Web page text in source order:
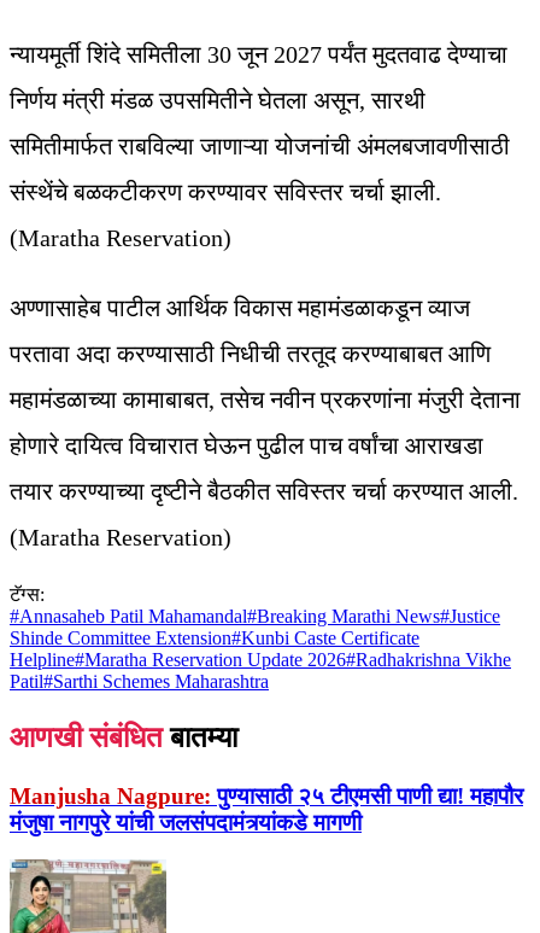
न्यायमूर्ती शिंदे समितीला 30 जून 2027 पर्यंत मुदतवाढ देण्याचा
निर्णय मंत्री मंडळ उपसमितीने घेतला असून, सारथी
समितीमार्फत राबविल्या जाणाऱ्या योजनांची अंमलबजावणीसाठी
संस्थेंचे बळकटीकरण करण्यावर सविस्तर चर्चा झाली.
(Maratha Reservation)
अण्णासाहेब पाटील आर्थिक विकास महामंडळाकडून व्याज
परतावा अदा करण्यासाठी निधीची तरतूद करण्याबाबत आणि
महामंडळाच्या कामाबाबत, तसेच नवीन प्रकरणांना मंजुरी देताना
होणारे दायित्व विचारात घेऊन पुढील पाच वर्षांचा आराखडा
तयार करण्याच्या दृष्टीने बैठकीत सविस्तर चर्चा करण्यात आली.
(Maratha Reservation)
टॅग्स:
#Annasaheb Patil Mahamandal#Breaking Marathi News#Justice
Shinde Committee Extension#Kunbi Caste Certificate
Helpline#Maratha Reservation Update 2026#Radhakrishna Vikhe
Patil#Sarthi Schemes Maharashtra
आणखी संबंधित बातम्या
Manjusha Nagpure: पुण्यासाठी २५ टीएमसी पाणी द्या! महापौर
मंजुषा नागपुरे यांची जलसंपदामंत्र्यांकडे मागणी